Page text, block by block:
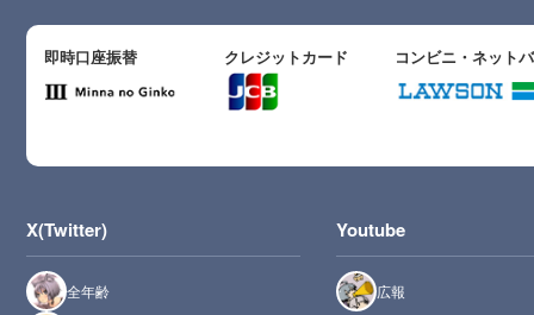
即時口座振替 クレジットカード コンビニ・ネット
X(Twitter)
全年齢
Youtube
広報